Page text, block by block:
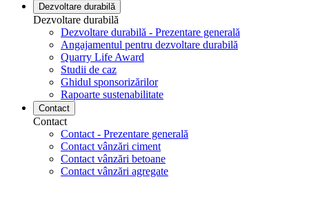
Dezvoltare durabilă
Dezvoltare durabilă
Dezvoltare durabilă - Prezentare generală
Angajamentul pentru dezvoltare durabilă
Quarry Life Award
Studii de caz
Ghidul sponsorizărilor
Rapoarte sustenabilitate
Contact
Contact
Contact - Prezentare generală
Contact vânzări ciment
Contact vânzări betoane
Contact vânzări agregate